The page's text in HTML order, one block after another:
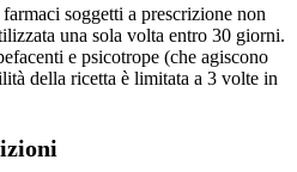
soggetti a prescrizione non
una sola volta entro 30 giorni.
e psicotrope (che agiscono
della ricetta è limitata a 3 volte in